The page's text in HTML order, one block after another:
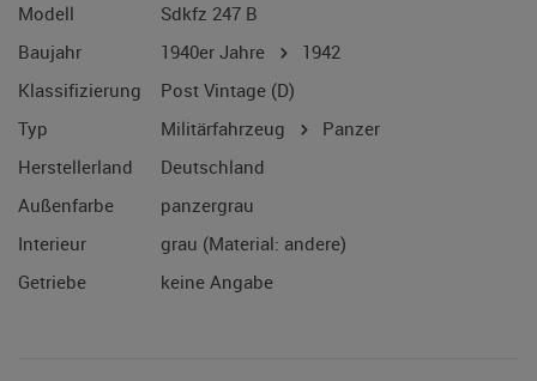
Modell
Sdkfz 247 B
Baujahr
1940er Jahre
1942
Klassifizierung
Post Vintage (D)
Typ
Militärfahrzeug
Panzer
Herstellerland
Deutschland
Außenfarbe
panzergrau
Interieur
grau (Material: andere)
Getriebe
keine Angabe